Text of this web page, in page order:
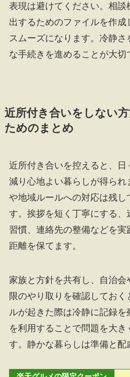
表現は避けてください。相談
出するためのファイルを作
スムーズになります。冷静
な手続きを進めることが大切
近所付き合いをしない
ためのまとめ
近所付き合いを控えると、日
減り心地よい暮らしが得られ
や地域ルールへの対応は残し
す。挨拶を短く丁寧にする、
習慣、連絡先の整備などを実
距離を保てます。
家族と方針を共有し、自治
限のやり取りを確認してお
ルが起きた際は冷静に記録
を利用することで問題を大き
す。静かな暮らしは準備と配